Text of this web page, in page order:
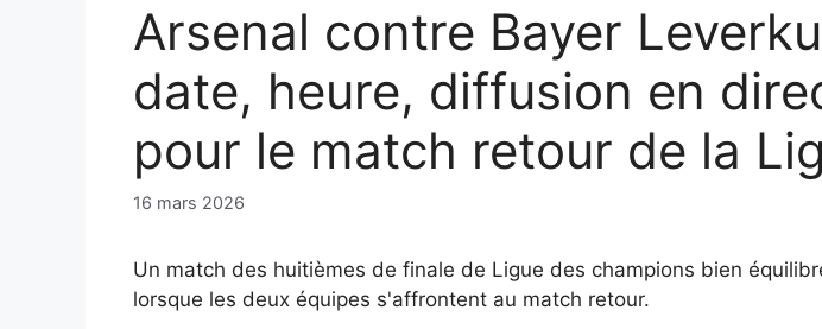
Arsenal contre Bayer
date, heure, diffusion en
pour le match retour de la
16 mars 2026
Un match des huitièmes de finale de Ligue des champions bien
lorsque les deux équipes s'affrontent au match retour.